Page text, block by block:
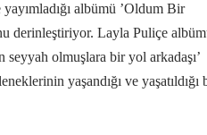
albümü ’Oldum Bir
derinleştiriyor. Layla Puliçe
olmuşlara bir yol arkadaşı’
yaşandığı ve yaşatıldığı